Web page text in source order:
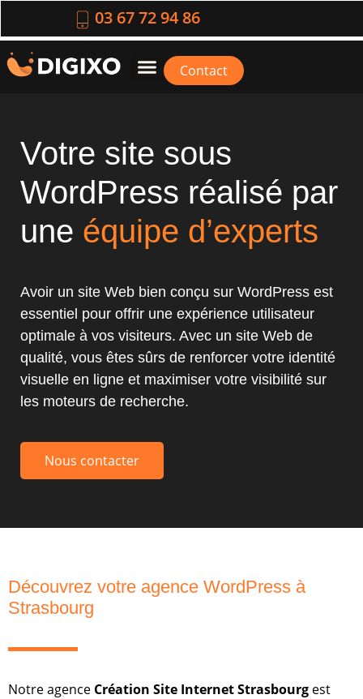
03 67 72 94 86
Contact
Votre site sous
WordPress réalisé par
une équipe d’experts
Avoir un site Web bien conçu sur WordPress est
essentiel pour offrir une expérience utilisateur
optimale à vos visiteurs. Avec un site Web de
qualité, vous êtes sûrs de renforcer votre identité
visuelle en ligne et maximiser votre visibilité sur
les moteurs de recherche.
Nous contacter
Découvrez votre agence WordPress à
Strasbourg
Notre agence Création Site Internet Strasbourg est